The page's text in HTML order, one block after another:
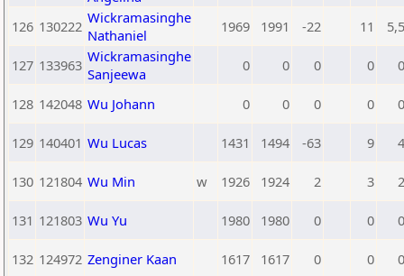
126 130222 Wickramasinghe
Nathaniel
1969 1991 -22 11 5,5
127 133963 Wickramasinghe
Sanjeewa
0 0 0 0 0
128 142048 Wu Johann 0 0 0 0 0
129 140401 Wu Lucas 1431 1494 -63 9 4
130 121804 Wu Min w 1926 1924 2 3 2
131 121803 Wu Yu 1980 1980 0 0 0
132 124972 Zenginer Kaan 1617 1617 0 0 0